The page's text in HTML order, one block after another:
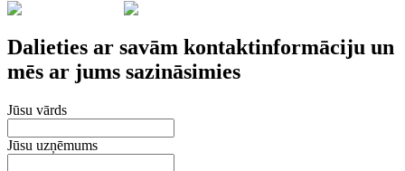
Dalieties ar savām kontaktinformāciju un
mēs ar jums sazināsimies
Jūsu vārds
Jūsu uzņēmums